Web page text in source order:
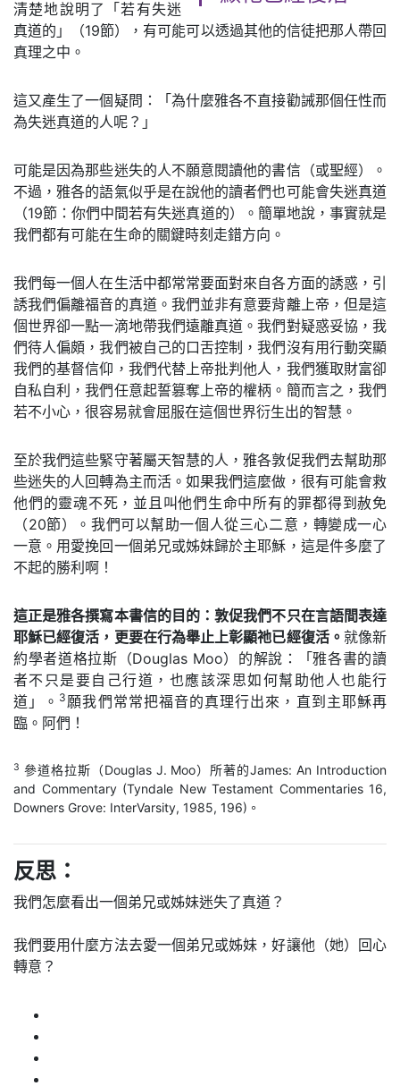
清楚地說明了「若有失迷
真道的」（19節），有可能可以透過其他的信徒把那人帶回
真理之中。
這又產生了一個疑問：「為什麼雅各不直接勸誡那個任性而
為失迷真道的人呢？」
可能是因為那些迷失的人不願意閱讀他的書信（或聖經）。
不過，雅各的語氣似乎是在說他的讀者們也可能會失迷真道
（19節：你們中間若有失迷真道的）。簡單地說，事實就是
我們都有可能在生命的關鍵時刻走錯方向。
我們每一個人在生活中都常常要面對來自各方面的誘惑，引
誘我們偏離福音的真道。我們並非有意要背離上帝，但是這
個世界卻一點一滴地帶我們遠離真道。我們對疑惑妥協，我
們待人偏頗，我們被自己的口舌控制，我們沒有用行動突顯
我們的基督信仰，我們代替上帝批判他人，我們獲取財富卻
自私自利，我們任意起誓篡奪上帝的權柄。簡而言之，我們
若不小心，很容易就會屈服在這個世界衍生出的智慧。
至於我們這些緊守著屬天智慧的人，雅各敦促我們去幫助那
些迷失的人回轉為主而活。如果我們這麼做，很有可能會救
他們的靈魂不死，並且叫他們生命中所有的罪都得到赦免
（20節）。我們可以幫助一個人從三心二意，轉變成一心
一意。用愛挽回一個弟兄或姊妹歸於主耶穌，這是件多麼了
不起的勝利啊！
這正是雅各撰寫本書信的目的：敦促我們不只在言語間表達
耶穌已經復活，更要在行為舉止上彰顯祂已經復活。 就像新
約學者道格拉斯（Douglas Moo）的解說：「雅各書的讀
者不只是要自己行道，也應該深思如何幫助他人也能行
道」。 3願我們常常把福音的真理行出來，直到主耶穌再
臨。阿們！
3 參道格拉斯（Douglas J. Moo）所著的James: An Introduction
and Commentary (Tyndale New Testament Commentaries 16,
Downers Grove: InterVarsity, 1985, 196)。
反思：
我們怎麼看出一個弟兄或姊妹迷失了真道？
我們要用什麼方法去愛一個弟兄或姊妹，好讓他（她）回心
轉意？